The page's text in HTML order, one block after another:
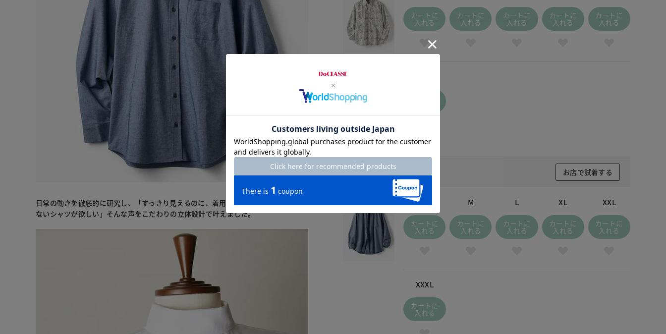
日常の動きを徹底的に研究し、「すっきり見えるのに、着用していてストレスを感じ
ないシャツが欲しい」そんな声をこだわりの立体設計で叶えました。
カートに
入れる
カートに
入れる
カートに
入れる
カートに
入れる
カートに
入れる
インディゴ / 470
￥5,990(税込￥6,589)
お店で試着する
カートに
入れる
M
カートに
入れる
L
カートに
入れる
XL
カートに
入れる
XXL
カートに
入れる
XXXL
カートに
入れる